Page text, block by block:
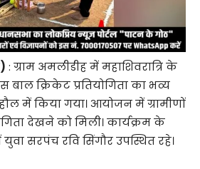
: ग्राम अमलीडीह में महाशिवरात्रि के
क्रिकेट प्रतियोगिता का भव्य
में किया गया। आयोजन में ग्रामीणों
देखने को मिली। कार्यक्रम के
सरपंच रवि सिंगौर उपस्थित रहे।